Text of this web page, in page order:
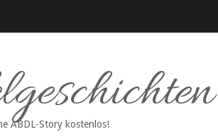
ABDL-Story kostenlos!